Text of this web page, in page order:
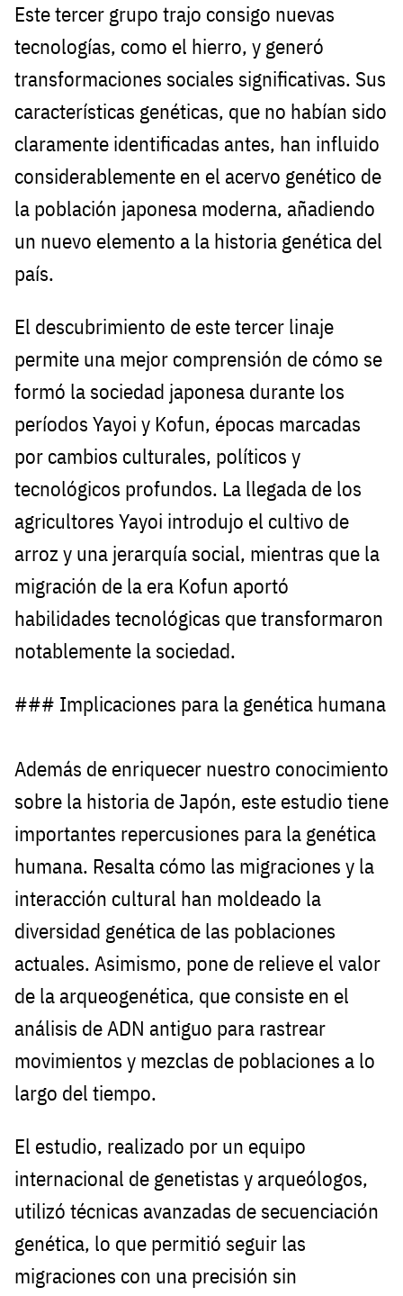
Este tercer grupo trajo consigo nuevas
tecnologías, como el hierro, y generó
transformaciones sociales significativas. Sus
características genéticas, que no habían sido
claramente identificadas antes, han influido
considerablemente en el acervo genético de
la población japonesa moderna, añadiendo
un nuevo elemento a la historia genética del
país.
El descubrimiento de este tercer linaje
permite una mejor comprensión de cómo se
formó la sociedad japonesa durante los
períodos Yayoi y Kofun, épocas marcadas
por cambios culturales, políticos y
tecnológicos profundos. La llegada de los
agricultores Yayoi introdujo el cultivo de
arroz y una jerarquía social, mientras que la
migración de la era Kofun aportó
habilidades tecnológicas que transformaron
notablemente la sociedad.
### Implicaciones para la genética humana
Además de enriquecer nuestro conocimiento
sobre la historia de Japón, este estudio tiene
importantes repercusiones para la genética
humana. Resalta cómo las migraciones y la
interacción cultural han moldeado la
diversidad genética de las poblaciones
actuales. Asimismo, pone de relieve el valor
de la arqueogenética, que consiste en el
análisis de ADN antiguo para rastrear
movimientos y mezclas de poblaciones a lo
largo del tiempo.
El estudio, realizado por un equipo
internacional de genetistas y arqueólogos,
utilizó técnicas avanzadas de secuenciación
genética, lo que permitió seguir las
migraciones con una precisión sin